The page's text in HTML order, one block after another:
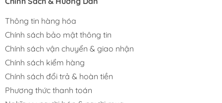
Thông tin hàng hóa
Chính sách bảo mật thông tin
Chính sách vận chuyển & giao nhận
Chính sách kiểm hàng
Chính sách đổi trả & hoàn tiền
Phương thức thanh toán